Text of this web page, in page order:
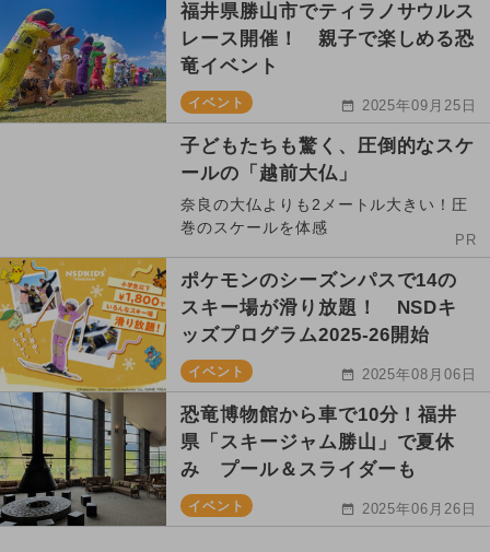
福井県勝山市でティラノサウルス
レース開催！ 親子で楽しめる恐
竜イベント
イベント 2025年09月25日
子どもたちも驚く、圧倒的なスケ
ールの「越前大仏」
奈良の大仏よりも2メートル大きい！圧
巻のスケールを体感
PR
ポケモンのシーズンパスで14の
スキー場が滑り放題！ NSDキ
ッズプログラム2025-26開始
イベント 2025年08月06日
恐竜博物館から車で10分！福井
県「スキージャム勝山」で夏休
み プール＆スライダーも
イベント 2025年06月26日